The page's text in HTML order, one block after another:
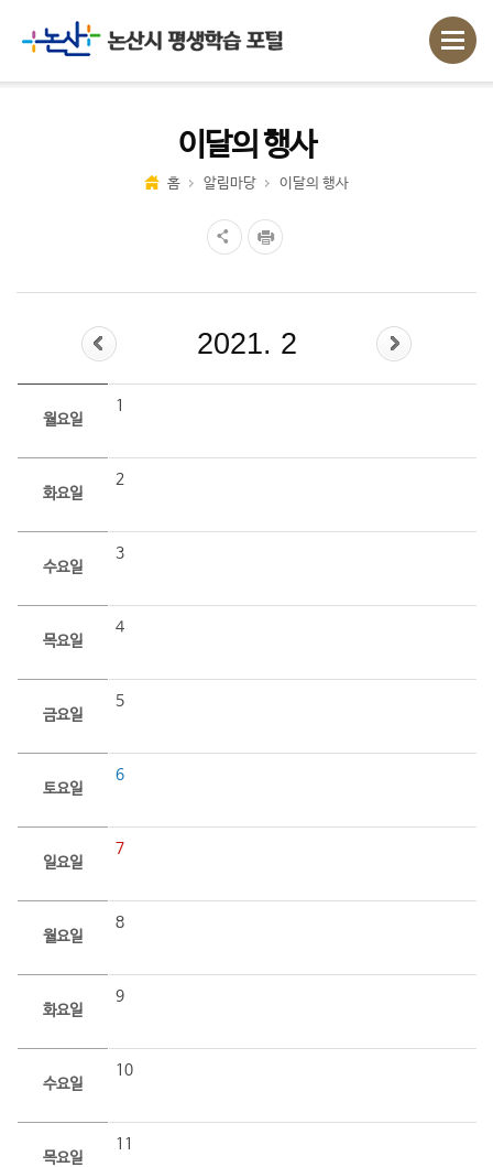
이달의 행사
홈 알림마당 이달의 행사
2021. 2
월요일
1
화요일
2
수요일
3
목요일
4
금요일
5
토요일
6
일요일
7
월요일
8
화요일
9
수요일
10
목요일
11